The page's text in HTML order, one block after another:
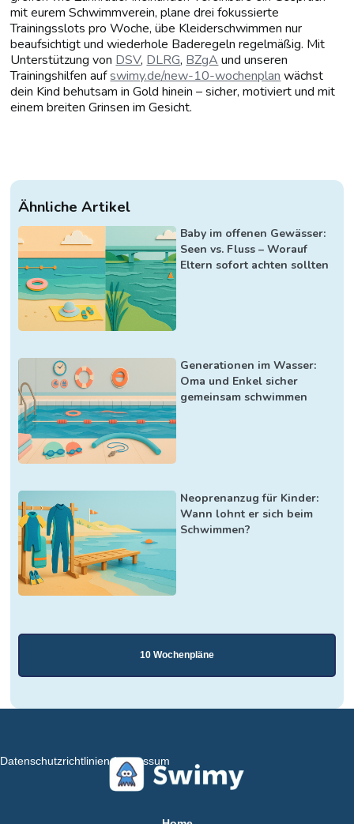
mit eurem Schwimmverein, plane drei fokussierte
Trainingsslots pro Woche, übe Kleiderschwimmen nur
beaufsichtigt und wiederhole Baderegeln regelmäßig. Mit
Unterstützung von DSV, DLRG, BZgA und unseren
Trainingshilfen aufswimy.de/new-10-wochenplan wächst
dein Kind behutsam in Gold hinein – sicher, motiviert und mit
einem breiten Grinsen im Gesicht.
Ähnliche Artikel
Baby im offenen Gewässer:
Seen vs. Fluss – Worauf
Eltern sofort achten sollten
Generationen im Wasser:
Oma und Enkel sicher
gemeinsam schwimmen
Neoprenanzug für Kinder:
Wann lohnt er sich beim
Schwimmen?
10 Wochenpläne
Datenschutzrichtlinien Impressum